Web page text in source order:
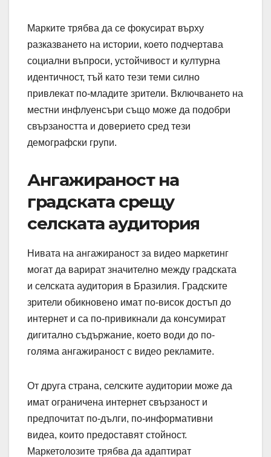
Марките трябва да се фокусират върху
разказването на истории, което подчертава
социални въпроси, устойчивост и културна
идентичност, тъй като тези теми силно
привлекат по-младите зрители. Включването на
местни инфлуенсъри също може да подобри
свързаността и доверието сред тези
демографски групи.
Ангажираност на
градската срещу
селската аудитория
Нивата на ангажираност за видео маркетинг
могат да варират значително между градската
и селската аудитория в Бразилия. Градските
зрители обикновено имат по-висок достъп до
интернет и са по-привикнали да консумират
дигитално съдържание, което води до по-
голяма ангажираност с видео рекламите.
От друга страна, селските аудитории може да
имат ограничена интернет свързаност и
предпочитат по-дълги, по-информативни
видеа, които предоставят стойност.
Маркетолозите трябва да адаптират